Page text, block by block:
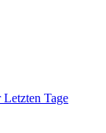
Tage